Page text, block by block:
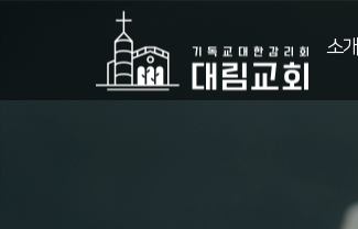
소개